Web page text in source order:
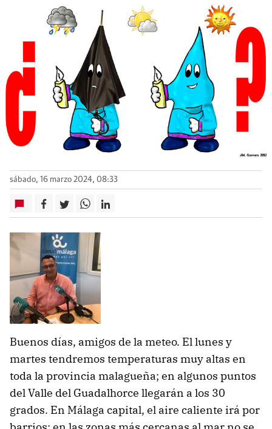
sábado, 16 marzo 2024, 08:33
Buenos días, amigos de la meteo. El lunes y
martes tendremos temperaturas muy altas en
toda la provincia malagueña; en algunos puntos
del Valle del Guadalhorce llegarán a los 30
grados. En Málaga capital, el aire caliente irá por